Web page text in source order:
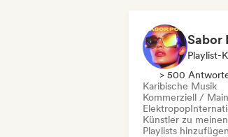
Playlist-
> 500
Karibische Musik
Kommerziell /
Elektropop
Künstler zu
Playlists hinzufügen